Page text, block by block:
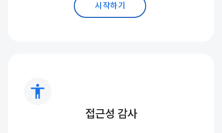
시작하기
accessibility
접근성 감사